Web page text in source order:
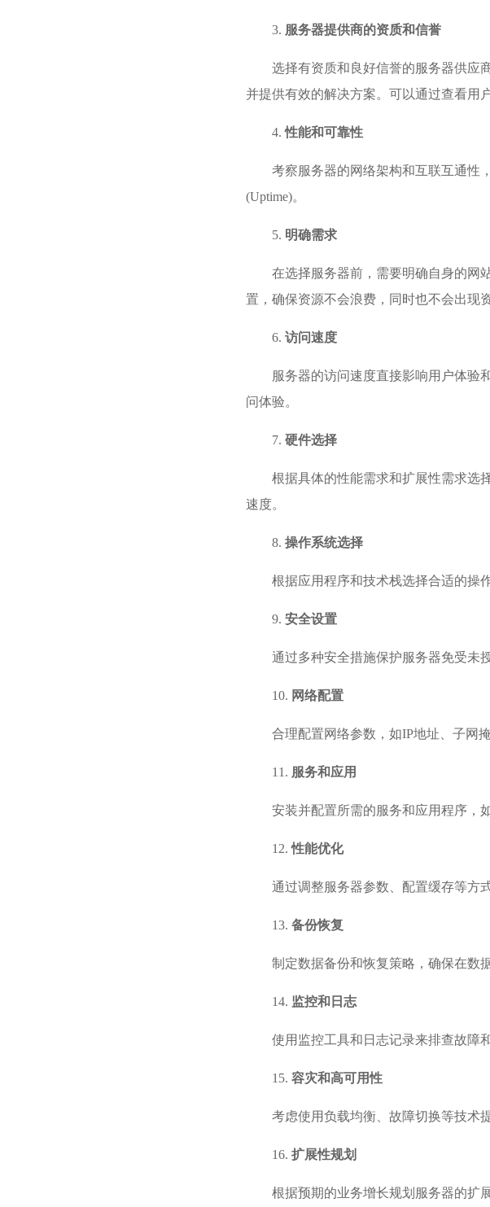
3. 服务器提供商的资质和信誉
选择有资质和良好信誉的服务器供应
并提供有效的解决方案。可以通过查看用
4.性能和可靠性
考察服务器的网络架构和互联互通性
(Uptime)。
5. 明确需求
在选择服务器前，需要明确自身的网
置，确保资源不会浪费，同时也不会出现
6. 访问速度
服务器的访问速度直接影响用户体验
问体验。
7. 硬件选择
根据具体的性能需求和扩展性需求选
速度。
8. 操作系统选择
根据应用程序和技术栈选择合适的操
9. 安全设置
通过多种安全措施保护服务器免受未
10. 网络配置
合理配置网络参数，如IP地址、子网
11. 服务和应用
安装并配置所需的服务和应用程序，
12.性能优化
通过调整服务器参数、配置缓存等方
13. 备份恢复
制定数据备份和恢复策略，确保在数
14. 监控和日志
使用监控工具和日志记录来排查故障
15. 容灾和高可用性
考虑使用负载均衡、故障切换等技术
16. 扩展性规划
根据预期的业务增长规划服务器的扩